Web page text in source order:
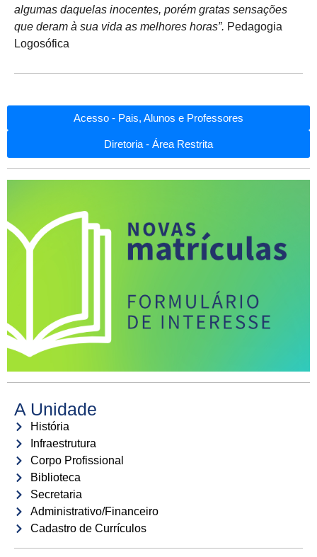
algumas daquelas inocentes, porém gratas sensações
que deram à sua vida as melhores horas”. Pedagogia
Logosófica
Acesso - Pais, Alunos e Professores
Diretoria - Área Restrita
A Unidade
História
Infraestrutura
Corpo Profissional
Biblioteca
Secretaria
Administrativo/Financeiro
Cadastro de Currículos